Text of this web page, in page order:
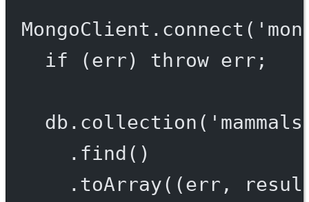
MongoClient. connect (
if (err) throw err;
db. collection (
. find ()
. toArray((err ,